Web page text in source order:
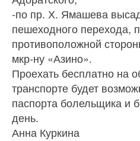
-по пр. Х. Ямашева
пешеходного перехода,
противоположной
мкр-ну «Азино».
Проехать бесплатно на
транспорте будет
паспорта болельщика и
день.
Анна Куркина